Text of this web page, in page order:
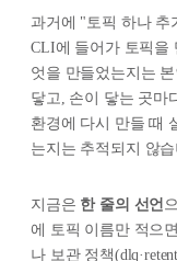
과거에 "토픽 하나 추
CLI에 들어가 토픽을
엇을 만들었는지는
닿고, 손이 닿는 곳마
환경에 다시 만들 때
는지는 추적되지 않
지금은 한 줄의 선언
에 토픽 이름만 적으
나 보관 정책